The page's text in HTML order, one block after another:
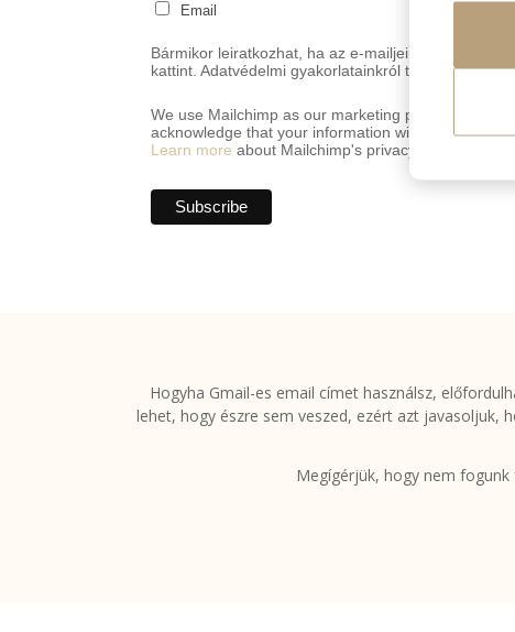
Email
Bármikor leiratkozhat, ha az e-mailjeink láblécében
kattint. Adatvédelmi gyakorlatainkról további
We use Mailchimp as our marketing platform. By
acknowledge that your information will be
Learn more about Mailchimp's privacy practices.
Hogyha Gmail-es email címet használsz,
lehet, hogy észre sem veszed, ezért azt javasoljuk,
Megígérjük, hogy nem